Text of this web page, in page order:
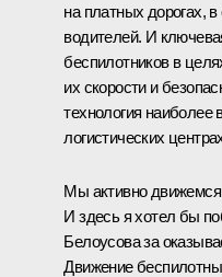
на платных дорогах,
водителей. И
беспилотников в
их скорости и
технология наиболее
логистических
Мы активно движемся
И здесь я хотел бы
Белоусова за
Движение